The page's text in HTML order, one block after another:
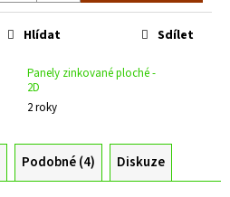
Panely zinkované ploché -
2D
2 roky
Hlídat Sdílet
Podobné (4) Diskuze